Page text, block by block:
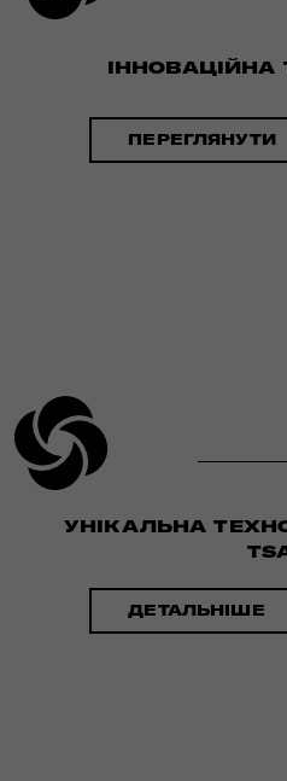
ІННОВАЦІЙНА
ПЕРЕГЛЯНУТИ
УНІКАЛЬНА
ДЕТАЛЬНІШЕ